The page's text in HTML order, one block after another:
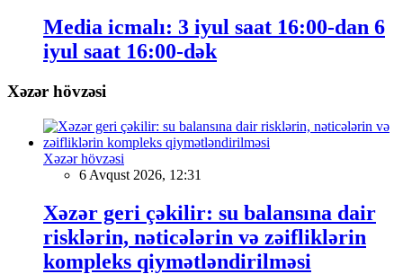
Media icmalı: 3 iyul saat 16:00-dan 6
iyul saat 16:00-dək
Xəzər hövzəsi
Xəzər hövzəsi
6 Avqust 2026, 12:31
Xəzər geri çəkilir: su balansına dair
risklərin, nəticələrin və zəifliklərin
kompleks qiymətləndirilməsi